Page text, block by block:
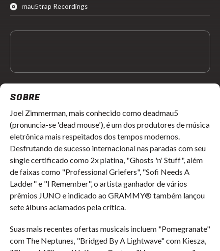
mau5trap Recordings
SOBRE
Joel Zimmerman, mais conhecido como deadmau5
(pronuncia-se 'dead mouse'), é um dos produtores de música
eletrônica mais respeitados dos tempos modernos.
Desfrutando de sucesso internacional nas paradas com seu
single certificado como 2x platina, "Ghosts 'n' Stuff", além
de faixas como "Professional Griefers", "Sofi Needs A
Ladder" e "I Remember", o artista ganhador de vários
prêmios JUNO e indicado ao GRAMMY® também lançou
sete álbuns aclamados pela crítica.
Suas mais recentes ofertas musicais incluem "Pomegranate"
com The Neptunes, "Bridged By A Lightwave" com Kiesza,